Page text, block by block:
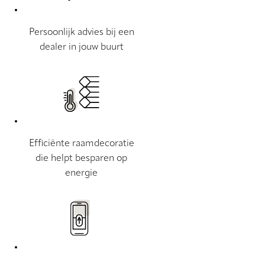
Persoonlijk advies bij een
dealer in jouw buurt
Efficiënte raamdecoratie
die helpt besparen op
energie